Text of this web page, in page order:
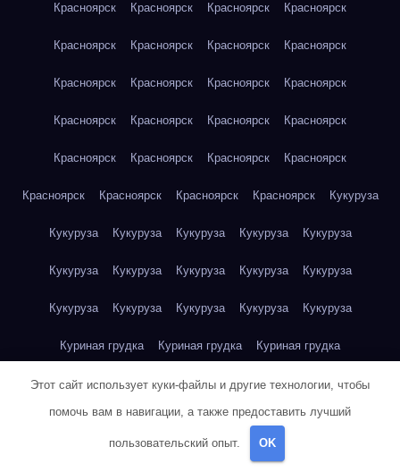
Красноярск Красноярск Красноярск Красноярск
Красноярск Красноярск Красноярск Красноярск
Красноярск Красноярск Красноярск Красноярск
Красноярск Красноярск Красноярск Красноярск
Красноярск Красноярск Красноярск Красноярск
Красноярск Красноярск Красноярск Красноярск Кукуруза
Кукуруза Кукуруза Кукуруза Кукуруза Кукуруза
Кукуруза Кукуруза Кукуруза Кукуруза Кукуруза
Кукуруза Кукуруза Кукуруза Кукуруза Кукуруза
Куриная грудка Куриная грудка Куриная грудка
Куриная грудка Куриная грудка Куриная грудка
Куриная грудка Куриная грудка
Куриное яйцо
Этот сайт использует куки-файлы и другие технологии, чтобы
помочь вам в навигации, а также предоставить лучший
пользовательский опыт. OK